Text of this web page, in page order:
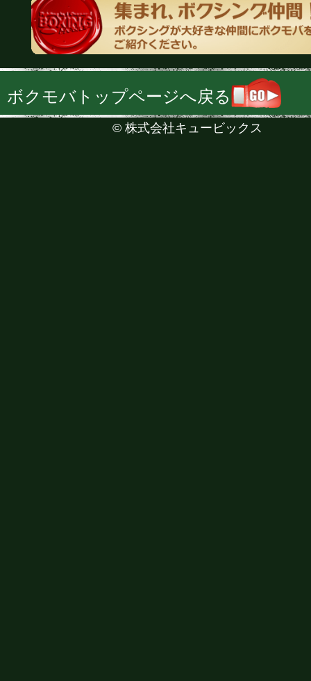
ボクモバトップページへ戻る
© 株式会社キュービックス